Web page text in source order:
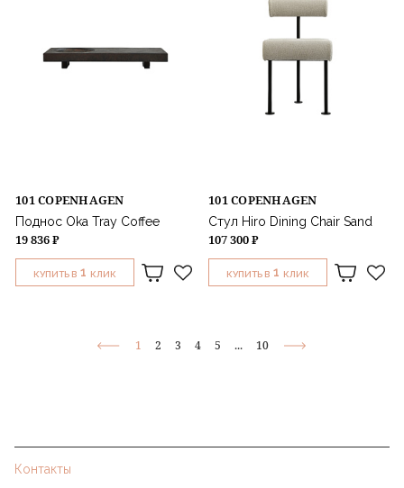
101 COPENHAGEN
Поднос Oka Tray Coffee
19 836 ₽
КУПИТЬ В 1 КЛИК
101 COPENHAGEN
Стул Hiro Dining Chair Sand
107 300 ₽
КУПИТЬ В 1 КЛИК
1 2 3 4 5 ... 10
Контакты